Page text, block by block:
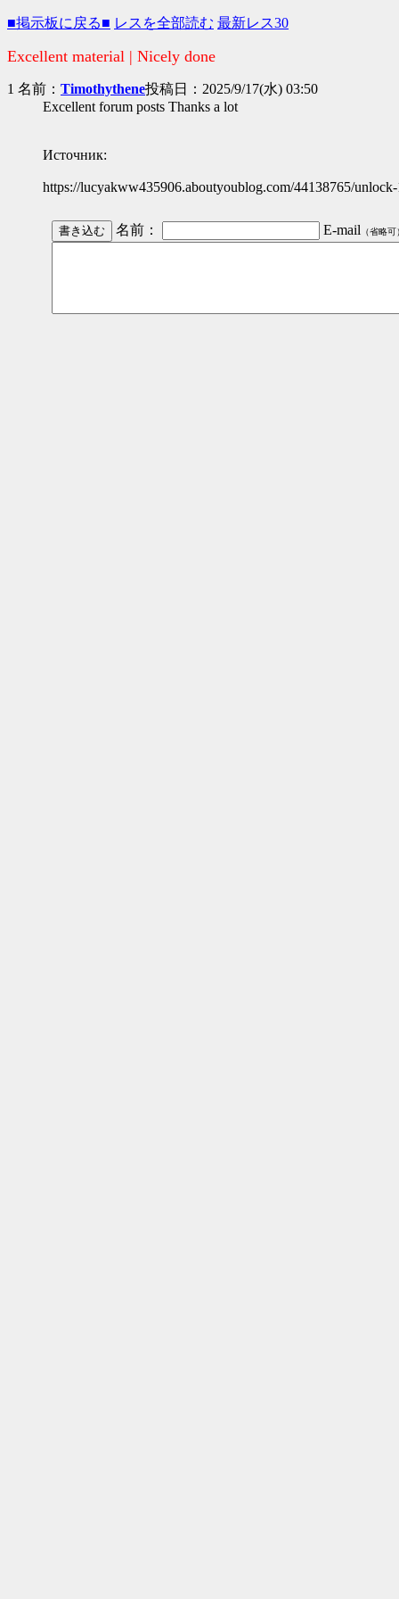
■掲示板に戻る■ レスを全部読む 最新レス30
Excellent material | Nicely done
1 名前： Timothythene投稿日：2025/9/17(水) 03:50
Excellent forum posts Thanks a lot
Источник:
https://lucyakww435906.aboutyoublog.com/44138765/
名前： E-mail （省略可